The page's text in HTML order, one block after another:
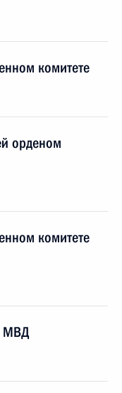
комитете
орденом
комитете
МВД